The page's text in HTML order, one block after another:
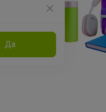
Да
Эксперты